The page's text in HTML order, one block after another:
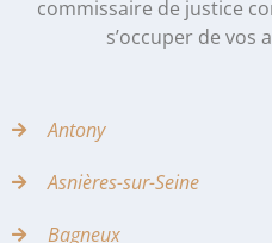
commissaire de justice
s’occuper de vos
Antony
Asnières-sur-Seine
Bagneux